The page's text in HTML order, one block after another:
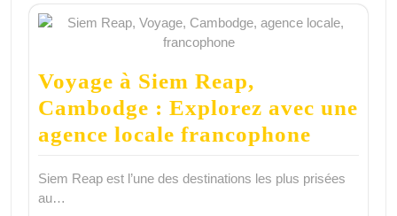
Voyage à Siem Reap,
Cambodge : Explorez avec une
agence locale francophone
Siem Reap est l’une des destinations les plus prisées
au…